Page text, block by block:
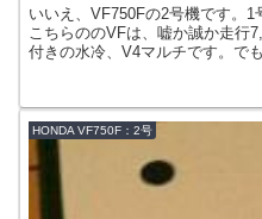
いいえ、VF750Fの2号機です。1
こちらののVFは、嘘か誠か走行
付きの水冷、V4マルチです。で
HONDA VF750F：2号